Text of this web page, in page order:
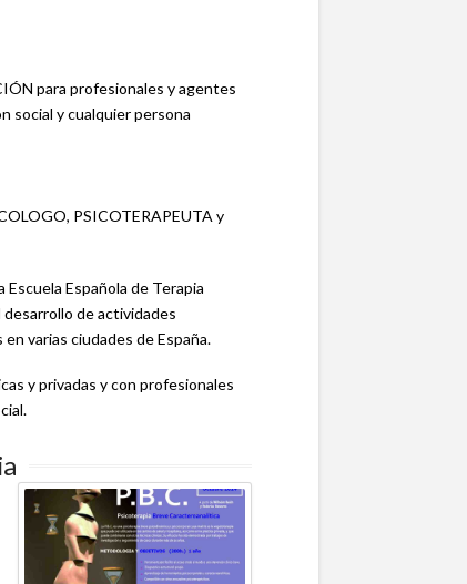
para profesionales y agentes
social y cualquier persona
PSICOTERAPEUTA y
Española de Terapia
desarrollo de actividades
varias ciudades de España.
y privadas y con profesionales